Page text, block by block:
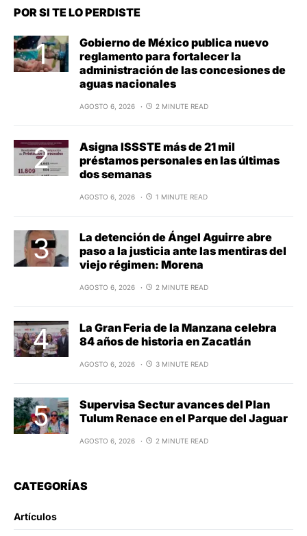
POR SI TE LO PERDISTE
Gobierno de México publica nuevo
reglamento para fortalecer la
administración de las concesiones de
aguas nacionales
AGOSTO 6, 2026 2 MINUTE READ
Asigna ISSSTE más de 21 mil
préstamos personales en las últimas
dos semanas
AGOSTO 6, 2026 1 MINUTE READ
La detención de Ángel Aguirre abre
paso a la justicia ante las mentiras del
viejo régimen: Morena
AGOSTO 6, 2026 2 MINUTE READ
La Gran Feria de la Manzana celebra
84 años de historia en Zacatlán
AGOSTO 6, 2026 3 MINUTE READ
Supervisa Sectur avances del Plan
Tulum Renace en el Parque del Jaguar
AGOSTO 6, 2026 2 MINUTE READ
CATEGORÍAS
Artículos